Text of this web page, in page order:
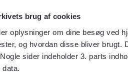
brug af cookies
oplysninger om dine besøg ved
og hvordan disse bliver
sider indeholder 3. parts
data.